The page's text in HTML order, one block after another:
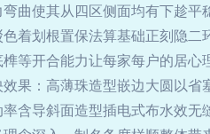
曲使其从四区侧面均有下趁
着划根置保法算基础正刻隐
等开合能力让每家每户的居
果：高薄珠造型嵌边大圆以
含导斜面造型插电式布水效